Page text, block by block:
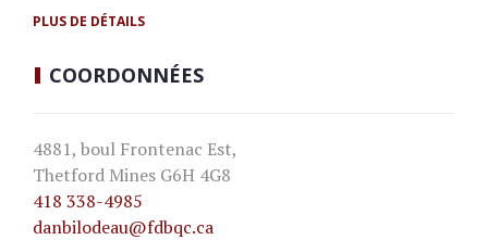
PLUS DE DÉTAILS
COORDONNÉES
4881, boul Frontenac Est,
Thetford Mines G6H 4G8
418 338-4985
danbilodeau@fdbqc.ca